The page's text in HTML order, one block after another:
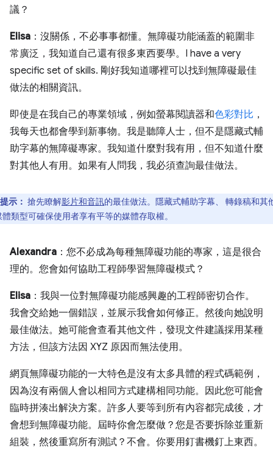
議？
Elisa ：沒關係，不必事事都懂。無障礙功能涵蓋的範圍非
常廣泛，我知道自己還有很多東西要學。I have a very
specific set of skills. 剛好我知道哪裡可以找到無障礙最佳
做法的相關資訊。
即使是在我自己的專業領域，例如螢幕閱讀器和色彩對比 ，
我每天也都會學到新事物。我是聽障人士，但不是隱藏式輔
助字幕的無障礙專家。我知道什麼對我有用，但不知道什麼
對其他人有用。如果有人問我，我必須查詢最佳做法。
提示： 搶先瞭解影片和音訊的最佳做法。隱藏式輔助字幕、 轉錄稿和其
類型可確保使用者享有平等的媒體存取權。
Alexandra ：您不必成為每種無障礙功能的專家，這是很合
理的。您會如何協助工程師學習無障礙模式？
Elisa ：我與一位對無障礙功能感興趣的工程師密切合作。
我會交給她一個錯誤，並展示我會如何修正。然後向她說明
最佳做法。她可能會查看其他文件，發現文件建議採用某種
方法，但該方法因 XYZ 原因而無法使用。
網頁無障礙功能的一大特色是沒有太多具體的程式碼範例，
因為沒有兩個人會以相同方式建構相同功能。因此您可能會
臨時拼湊出解決方案。許多人要等到所有內容都完成後，才
會想到無障礙功能。屆時你會怎麼做？您是否要拆除並重新
組裝，然後重寫所有測試？不會。你要用釘書機釘上東西。